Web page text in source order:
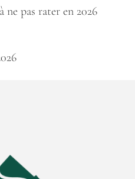
ne pas rater en 2026